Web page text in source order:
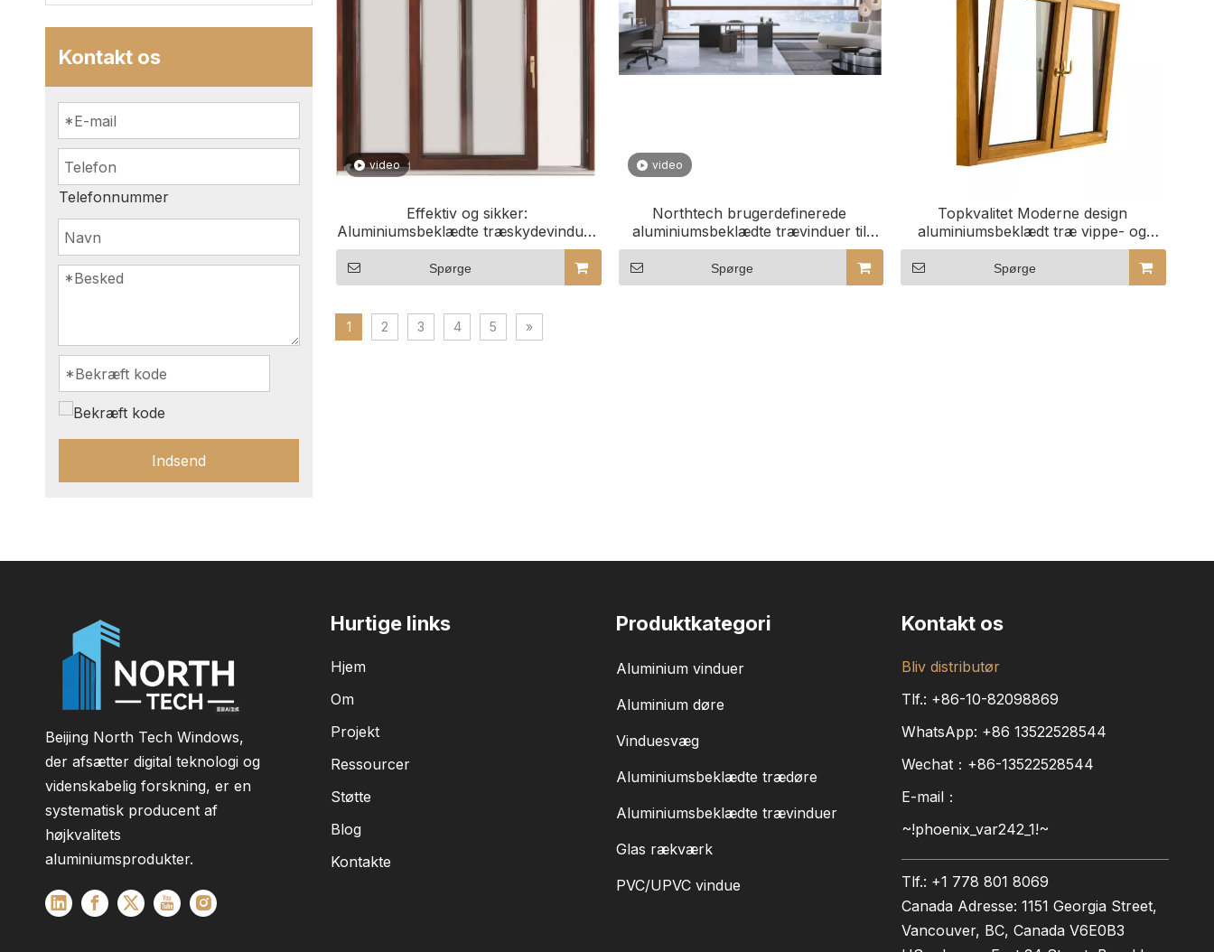
Kontakt os
Telefonnummer
Indsend
video
Effektiv og sikker:
Aluminiumsbeklædte træskydevinduer
til restaurationsbygninger
Spørge
video
Northtech brugerdefinerede
aluminiumsbeklædte trævinduer til
erhvervsbygninger
Spørge
Topkvalitet Moderne design
aluminiumsbeklædt træ vippe- og
drejevinduer til hus
Spørge
1 2 3 4 5 »
Beijing North Tech Windows,
der afsætter digital teknologi og
videnskabelig forskning, er en
systematisk producent af
højkvalitets
aluminiumsprodukter.
Hurtige links
Hjem
Om
Projekt
Ressourcer
Støtte
Blog
Kontakte
Produktkategori
Aluminium vinduer
Aluminium døre
Vinduesvæg
Aluminiumsbeklædte trædøre
Aluminiumsbeklædte trævinduer
Glas rækværk
PVC/UPVC vindue
Kontakt os
Bliv distributør
Tlf.: +86-10-82098869
WhatsApp: +86 13522528544
Wechat：+86-13522528544
E-mail：
~!phoenix_var242_1!~
Tlf.: +1 778 801 8069
Canada Adresse: 1151 Georgia Street,
Vancouver, BC, Canada V6E0B3